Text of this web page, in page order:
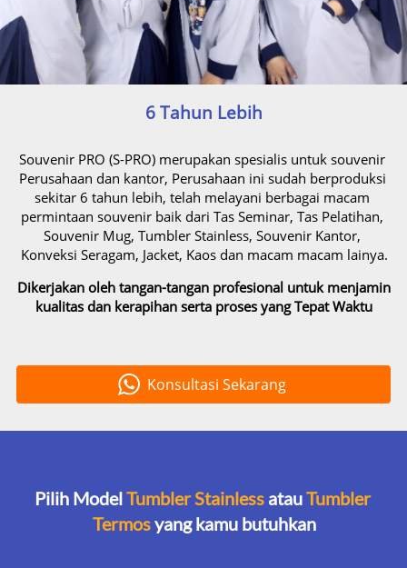
6 Tahun Lebih
Souvenir PRO (S-PRO) merupakan spesialis untuk souvenir
Perusahaan dan kantor, Perusahaan ini sudah berproduksi
sekitar 6 tahun lebih, telah melayani berbagai macam
permintaan souvenir baik dari Tas Seminar, Tas Pelatihan,
Souvenir Mug, Tumbler Stainless, Souvenir Kantor,
Konveksi Seragam, Jacket, Kaos dan macam macam lainya.
Dikerjakan oleh tangan-tangan profesional untuk menjamin
kualitas dan kerapihan serta proses yang Tepat Waktu
` Konsultasi Sekarang
Pilih Model Tumbler Stainless atau Tumbler
Termos yang kamu butuhkan